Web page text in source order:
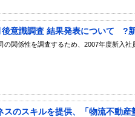
意識調査 結果発表について ?
の関係性を調査するため、2007年度新入
スのスキルを提供、「物流不動産